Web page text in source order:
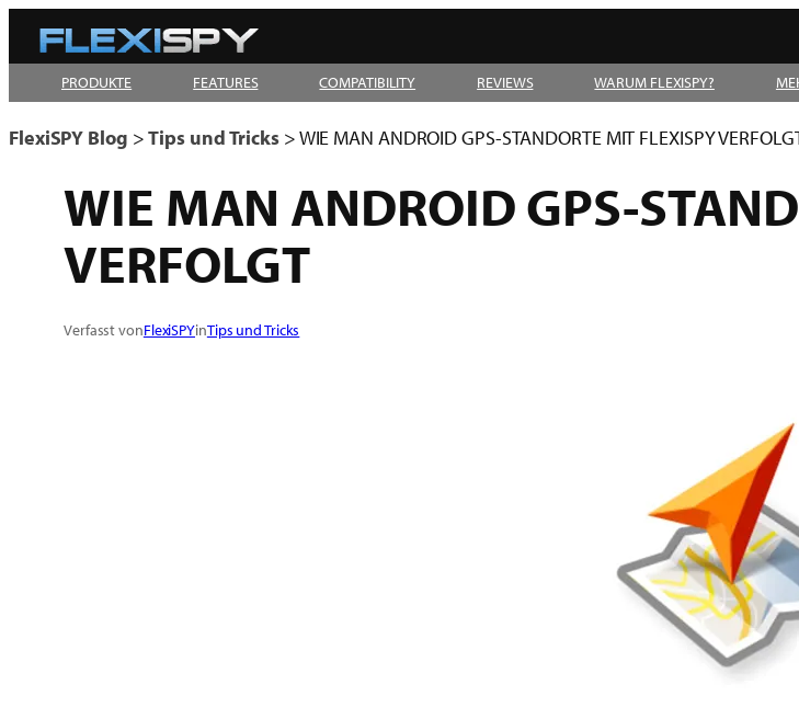
Zum
Inhalt
springenPRODUKTE FEATURES COMPATIBILITY REVIEWS WARUM FLEXISPY?
FlexiSPY Blog >Tips und Tricks>WIE MAN ANDROID GPS-STANDORTE MIT FLEXISPY
WIE MAN ANDROID GPS-
VERFOLGT
Verfasst vonFlexiSPYinTips und Tricks